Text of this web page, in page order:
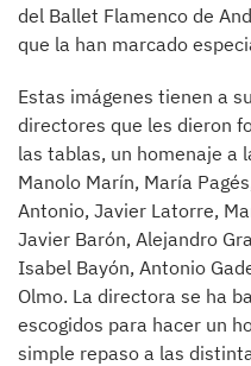
del Ballet Flamenco de
que la han marcado
Estas imágenes tienen a
directores que les dieron
las tablas, un homenaje a
Manolo Marín, María
Antonio, Javier Latorre,
Javier Barón, Alejandro
Isabel Bayón, Antonio
Olmo. La directora se ha
escogidos para hacer un
simple repaso a las